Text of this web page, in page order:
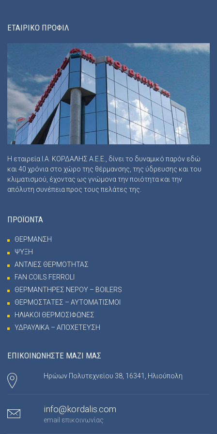
ΕΤΑΙΡΙΚΟ ΠΡΟΦΙΛ
Η εταιρεία Ι.Α. ΚΟΡΔΑΛΗΣ Α.Ε.Ε., δίνει το δυναμικό παρόν εδώ
και 40 χρόνια στο χώρο της θέρμανσης, της ύδρευσης και του
κλιματισμού, έχοντας ως γνώμονα την ποιότητα και την
απόλυτη συνέπεια προς τους πελάτες της.
ΠΡΟΪΟΝΤΑ
ΘΕΡΜΑΝΣΗ
ΨΥΞΗ
ΑΝΤΛΙΕΣ ΘΕΡΜΟΤΗΤΑΣ
FAN COILS FERROLI
ΘΕΡΜΑΝΤΗΡΕΣ ΝΕΡΟΥ – BOILERS
ΘΕΡΜΟΣΤΑΤΕΣ – ΑΥΤΟΜΑΤΙΣΜΟΙ
ΗΛΙΑΚΟΙ ΘΕΡΜΟΣΙΦΩΝΕΣ
ΥΔΡΑΥΛΙΚΑ – ΑΠΟΧΕΤΕΥΣΗ
ΕΠΙΚΟΙΝΩΝΗΣΤΕ ΜΑΖΙ ΜΑΣ
Ηρώων Πολυτεχνείου 38, 16341, Ηλιούπολη
info@kordalis.com
email επικοινωνίας